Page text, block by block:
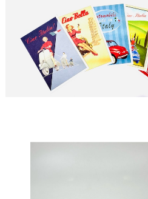
イタリア ポストカード
¥500
SOLD OUT